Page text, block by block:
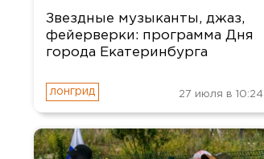
Звездные музыканты, джаз,
фейерверки: программа Дня
города Екатеринбурга
27 июля в 10:24